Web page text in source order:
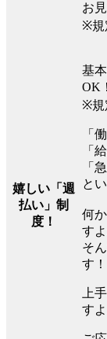
お
※規
嬉しい「週
払い」制
度！
基
OK！
※規
「
「
「
と
何
すよ
そ
す！
上
す